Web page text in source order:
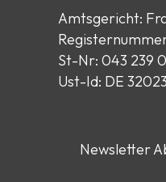
Amtsgericht:
St-Nr: 043 239
Ust-Id: DE
Newsletter